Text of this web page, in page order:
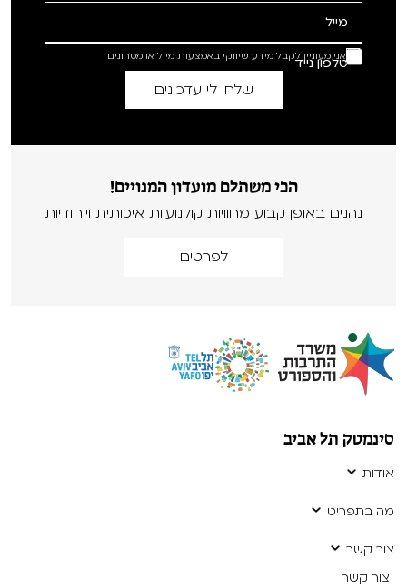
אני מעוניין לקבל מידע שיווקי באמצעות מייל או מסרונים
הכי משתלם מועדון המנויים!
נהנים באופן קבוע מחוויות קולנועיות איכותית וייחודיות
לפרטים
סינמטק תל אביב
אודות
מה בתפריט
צור קשר
צור קשר